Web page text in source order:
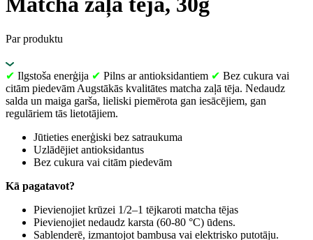
Par produktu
✔ Ilgstoša enerģija ✔ Pilns ar antioksidantiem ✔ Bez cukura vai
citām piedevām Augstākās kvalitātes matcha zaļā tēja. Nedaudz
salda un maiga garša, lieliski piemērota gan iesācējiem, gan
regulāriem tās lietotājiem.
Jūtieties enerģiski bez satraukuma
Uzlādējiet antioksidantus
Bez cukura vai citām piedevām
Kā pagatavot?
Pievienojiet krūzei 1/2–1 tējkaroti matcha tējas
Pievienojiet nedaudz karsta (60-80 °C) ūdens.
Sablenderē, izmantojot bambusa vai elektrisko putotāju.